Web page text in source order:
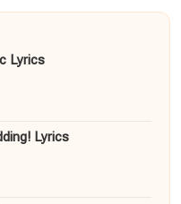
Lyrics
Lyrics